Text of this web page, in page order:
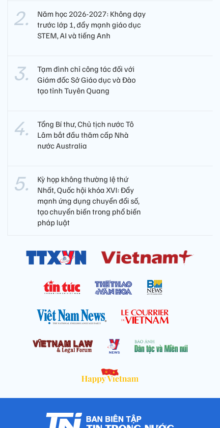
Năm học 2026-2027: Không dạy
trước lớp 1, đẩy mạnh giáo dục
STEM, AI và tiếng Anh
Tạm đình chỉ công tác đối với
Giám đốc Sở Giáo dục và Đào
tạo tỉnh Tuyên Quang
Tổng Bí thư, Chủ tịch nước Tô
Lâm bắt đầu thăm cấp Nhà
nước Australia
Kỳ họp không thường lệ thứ
Nhất, Quốc hội khóa XVI: Đẩy
mạnh ứng dụng chuyển đổi số,
tạo chuyển biến trong phổ biến
pháp luật